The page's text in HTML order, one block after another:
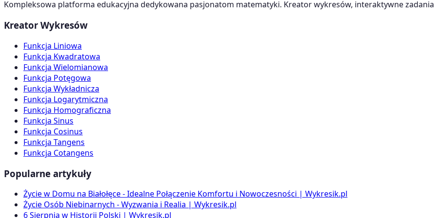
Kompleksowa platforma edukacyjna dedykowana pasjonatom matematyki. Kreator wykresów, interaktywne
Kreator Wykresów
Funkcja Liniowa
Funkcja Kwadratowa
Funkcja Wielomianowa
Funkcja Potęgowa
Funkcja Wykładnicza
Funkcja Logarytmiczna
Funkcja Homograficzna
Funkcja Sinus
Funkcja Cosinus
Funkcja Tangens
Funkcja Cotangens
Popularne artykuły
Życie w Domu na Białołęce - Idealne Połączenie Komfortu i Nowoczesności | Wykresik.pl
Życie Osób Niebinarnych - Wyzwania i Realia | Wykresik.pl
6 Sierpnia w Historii Polski | Wykresik.pl